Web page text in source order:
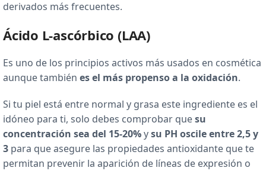
derivados más frecuentes.
Ácido L-ascórbico (LAA)
Es uno de los principios activos más usados en cosmética
aunque también es el más propenso a la oxidación.
Si tu piel está entre normal y grasa este ingrediente es el
idóneo para ti, solo debes comprobar quesu
concentración sea del 15-20%ysu PH oscile entre 2,5 y
3 para que asegure las propiedades antioxidante que te
permitan prevenir la aparición de líneas de expresión o